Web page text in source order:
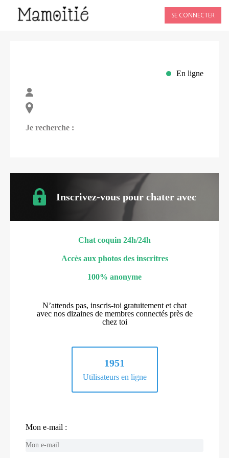
SE CONNECTER
En ligne
Je recherche :
Inscrivez-vous pour chater avec
Chat coquin 24h/24h
Accès aux photos des inscritres
100% anonyme
N’attends pas, inscris-toi gratuitement et chat
avec nos dizaines de membres connectés près de
chez toi
1951
Utilisateurs en ligne
Mon e-mail :